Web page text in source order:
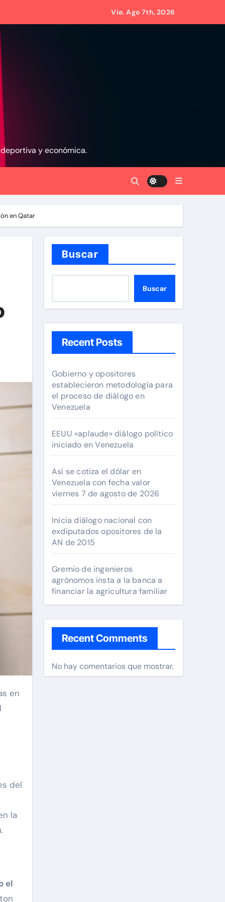
6 de agosto 2026
Vie. Ago 7th, 2026
y económica.
en Qatar
del
la
el
Buscar
Buscar
Recent Posts
Gobierno y opositores
establecieron metodología para
el proceso de diálogo en
Venezuela
EEUU «aplaude» diálogo político
iniciado en Venezuela
Así se cotiza el dólar en
Venezuela con fecha valor
viernes 7 de agosto de 2026
Inicia diálogo nacional con
exdiputados opositores de la
AN de 2015
Gremio de ingenieros
agrónomos insta a la banca a
financiar la agricultura familiar
Recent Comments
No hay comentarios que mostrar.